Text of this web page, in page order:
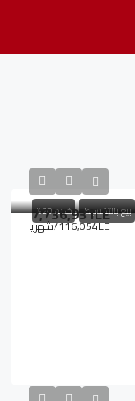
بيع بالتقسيط خصم 20%
7,736,931LE
116,054LE/شهريا